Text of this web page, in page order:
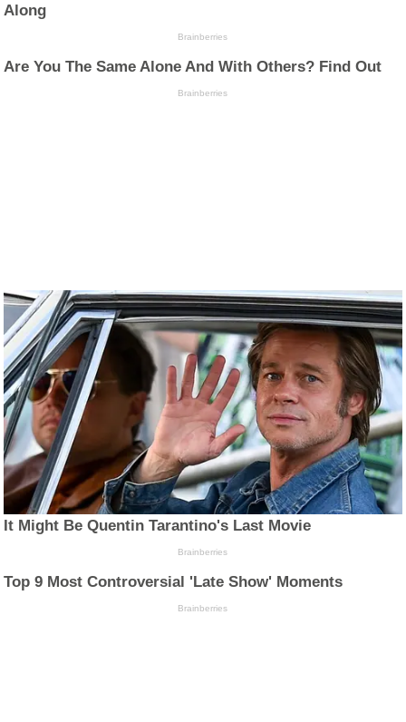
Along
Brainberries
Are You The Same Alone And With Others? Find Out
Brainberries
It Might Be Quentin Tarantino's Last Movie
Brainberries
Top 9 Most Controversial 'Late Show' Moments
Brainberries